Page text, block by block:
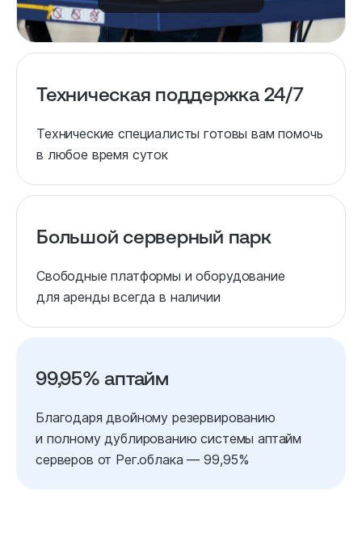
Техническая поддержка 24/7
Технические специалисты готовы вам помочь
в любое время суток
Большой серверный парк
Свободные платформы и оборудование
для аренды всегда в наличии
99,95% аптайм
Благодаря двойному резервированию
и полному дублированию системы аптайм
серверов от Рег.облака — 99,95%